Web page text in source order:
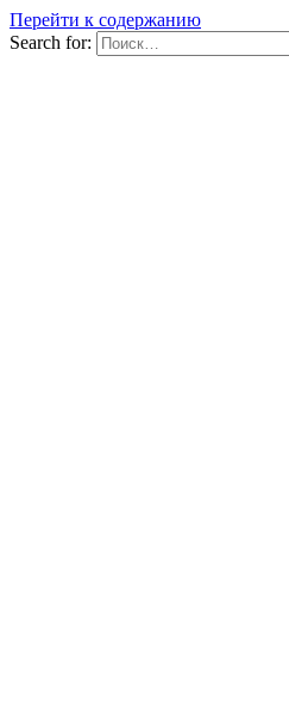
Перейти к содержанию
Search for: